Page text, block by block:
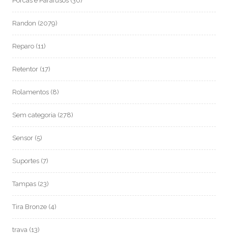
Randon (2079)
Reparo (11)
Retentor (17)
Rolamentos (8)
Sem categoria (278)
Sensor (5)
Suportes (7)
Tampas (23)
Tira Bronze (4)
trava (13)